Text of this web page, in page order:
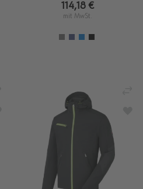
114,18 €
mit MwSt.
ZUR WUNSCHLISTE HINZUFÜGEN